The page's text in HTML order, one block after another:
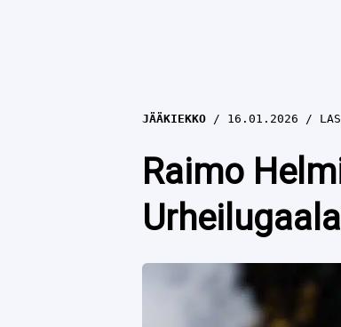
JÄÄKIEKKO 16.01.2026
Raimo